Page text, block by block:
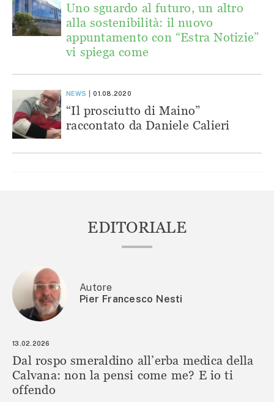
Uno sguardo al futuro, un altro
alla sostenibilità: il nuovo
appuntamento con “Estra Notizie”
vi spiega come
NEWS 01.08.2020
“Il prosciutto di Maino”
raccontato da Daniele Calieri
EDITORIALE
Autore
Pier Francesco Nesti
13.02.2026
Dal rospo smeraldino all’erba medica della
Calvana: non la pensi come me? E io ti
offendo